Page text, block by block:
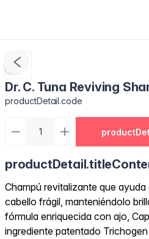
Dr. C. Tuna Reviving
productDetail.code
Champú revitalizante que
cabello frágil, manteniéndolo
fórmula enriquecida con ajo,
ingrediente patentado